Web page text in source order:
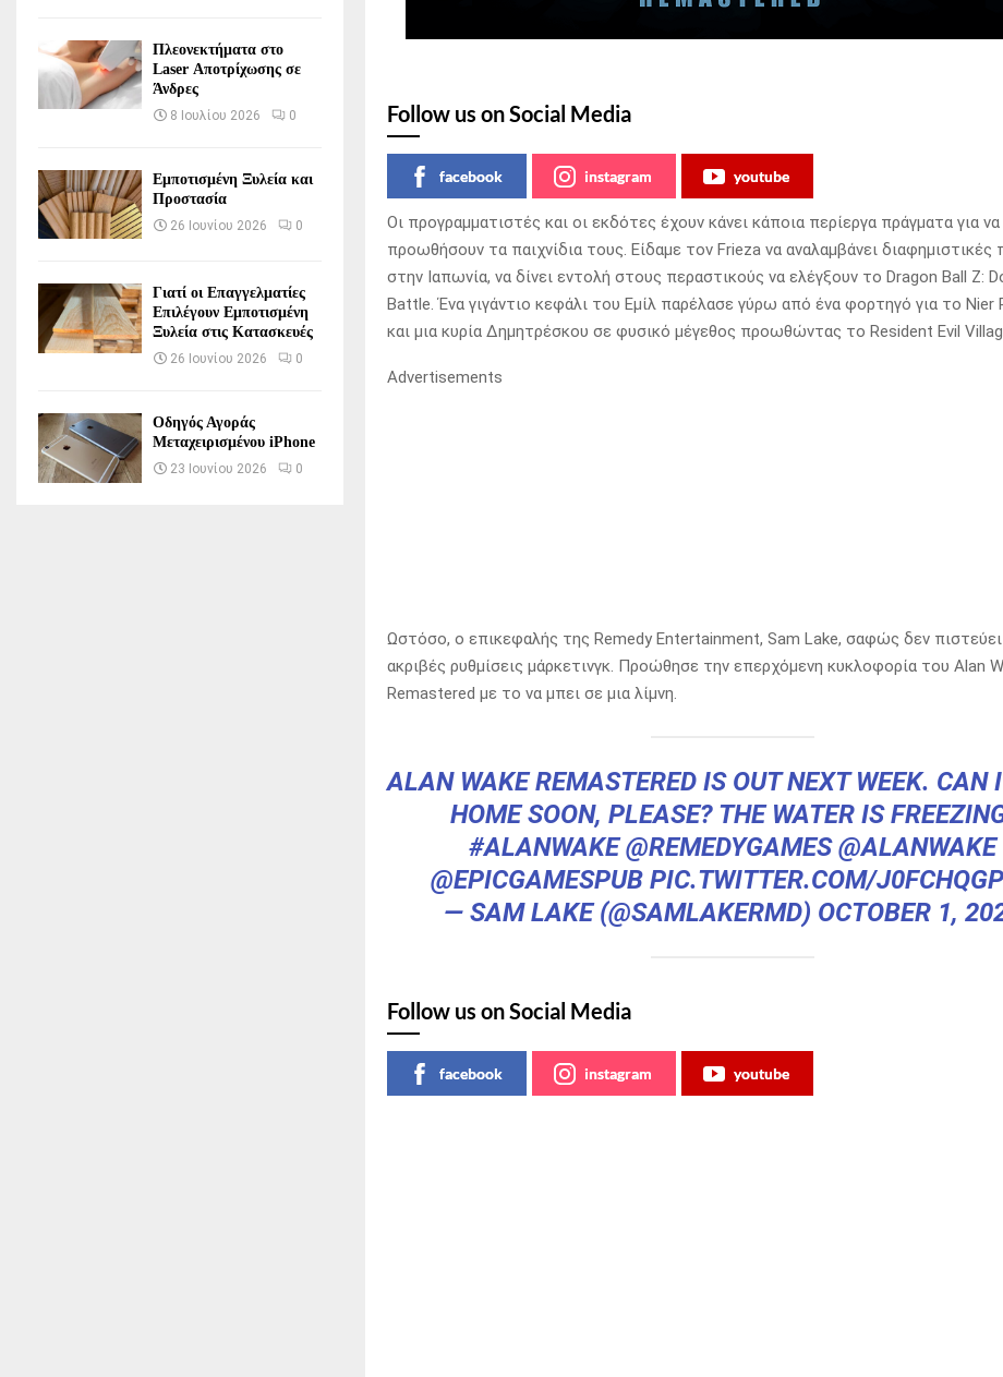
Follow us on Social Media
facebook instagram youtube
Οι προγραμματιστές και οι εκδότες έχουν κάνει κάποια περίεργα πράγματα για να
προωθήσουν τα παιχνίδια τους. Είδαμε τον Frieza να αναλαμβάνει διαφημιστικές
στην Ιαπωνία, να δίνει εντολή στους περαστικούς να ελέγξουν το Dragon Ball Z:
Battle. Ένα γιγάντιο κεφάλι του Εμίλ παρέλασε γύρω από ένα φορτηγό για το Nier
και μια κυρία Δημητρέσκου σε φυσικό μέγεθος προωθώντας το Resident Evil
Advertisements
Ωστόσο, ο επικεφαλής της Remedy Entertainment, Sam Lake, σαφώς δεν πιστεύει
ακριβές ρυθμίσεις μάρκετινγκ. Προώθησε την επερχόμενη κυκλοφορία του Alan
Remastered με το να μπει σε μια λίμνη.
ALAN WAKE REMASTERED IS OUT NEXT WEEK. CAN
HOME SOON, PLEASE? THE WATER IS
#ALANWAKE @REMEDYGAMES @ALANWAKE
@EPICGAMESPUB PIC.TWITTER.COM/
— SAM LAKE (@SAMLAKERMD) OCTOBER 1,
Follow us on Social Media
facebook instagram youtube
Πλεονεκτήματα στο
Laser Αποτρίχωσης σε
Άνδρες
8 Ιουλίου 2026 0
Εμποτισμένη Ξυλεία και
Προστασία
26 Ιουνίου 2026 0
Γιατί οι Επαγγελματίες
Επιλέγουν Εμποτισμένη
Ξυλεία στις Κατασκευές
26 Ιουνίου 2026 0
Οδηγός Αγοράς
Μεταχειρισμένου iPhone
23 Ιουνίου 2026 0